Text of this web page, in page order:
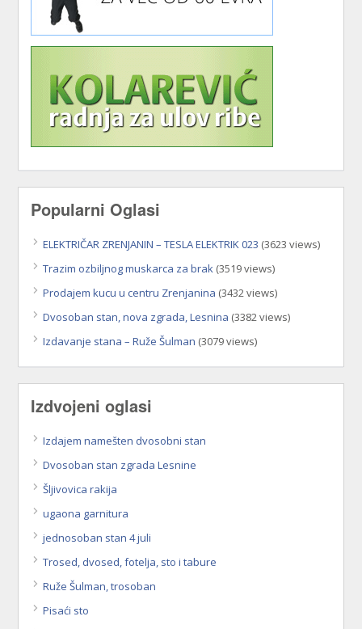
Popularni Oglasi
ELEKTRIČAR ZRENJANIN – TESLA ELEKTRIK 023 (3623 views)
Trazim ozbiljnog muskarca za brak (3519 views)
Prodajem kucu u centru Zrenjanina (3432 views)
Dvosoban stan, nova zgrada, Lesnina (3382 views)
Izdavanje stana – Ruže Šulman (3079 views)
Izdvojeni oglasi
Izdajem namešten dvosobni stan
Dvosoban stan zgrada Lesnine
Šljivovica rakija
ugaona garnitura
jednosoban stan 4 juli
Trosed, dvosed, fotelja, sto i tabure
Ruže Šulman, trosoban
Pisaći sto